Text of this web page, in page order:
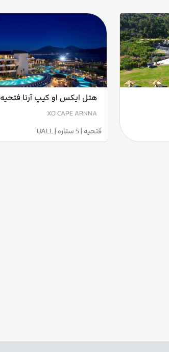
هتل ایکس او کیپ آرنا فتحیه
XO CAPE ARNNA
فتحیه | 5 ستاره | UALL